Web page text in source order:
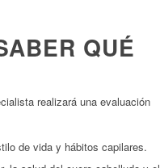
QUÉ
realizará una evaluación
de vida y hábitos capilares.